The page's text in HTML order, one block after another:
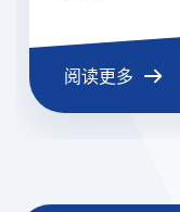
阅读更多